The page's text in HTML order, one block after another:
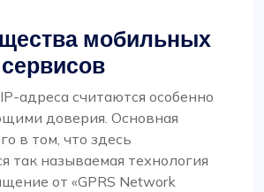
мобильных
адреса считаются особенно
доверия. Основная
в том, что здесь
так называемая технология
от «GPRS Network